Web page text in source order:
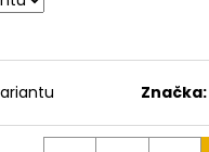
Značka: